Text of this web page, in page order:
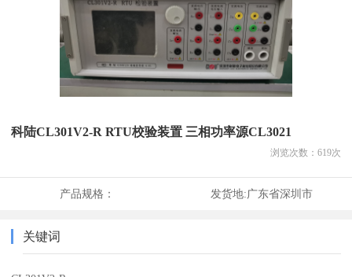
科陆CL301V2-R RTU校验装置 三相功率源CL3021
浏览次数： 619次
产品规格： 发货地:广东省深圳市
关键词